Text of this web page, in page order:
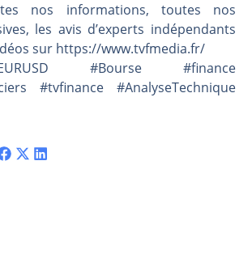
nos informations, toutes nos
les avis d’experts indépendants
sur https://www.tvfmedia.fr/​​​​​​​​​​​
#Bourse #finance
#tvfinance #AnalyseTechnique